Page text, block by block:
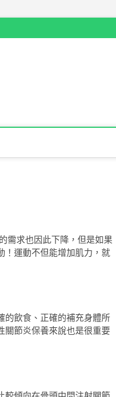
需求也因此下降，但是如果
！運動不但能增加肌力，就
的飲食、正確的補充身體所
關節炎保養來說也是很重要